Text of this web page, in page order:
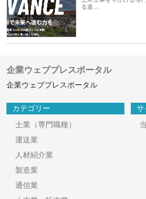
る道…
企業ウェブプレスポータル
企業ウェブプレスポータル
カテゴリー
士業（専門職種）
運送業
人材紹介業
製造業
通信業
サ